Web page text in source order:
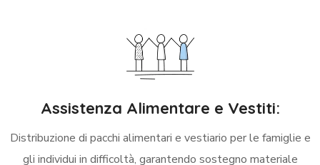
Assistenza Alimentare e Vestiti:
Distribuzione di pacchi alimentari e vestiario per le famiglie e
gli individui in difficoltà, garantendo sostegno materiale